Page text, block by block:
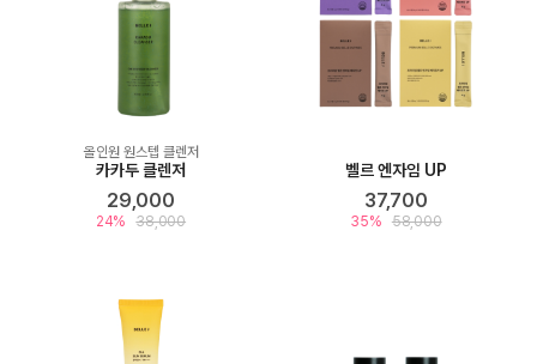
올인원 원스텝 클렌저
카카두 클렌저
29,000
24% 38,000
벨르 엔자임 UP
37,700
35% 58,000